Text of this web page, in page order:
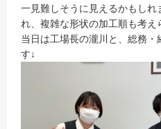
一見難しそうに見えるかもし
れ、複雑な形状の加工順も考え
当日は工場長の瀧川と、総務・
す↓